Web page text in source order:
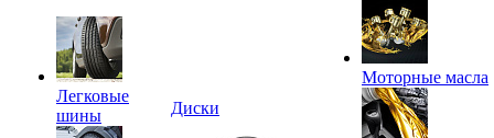
Легковые
шины
Диски
Моторные масла